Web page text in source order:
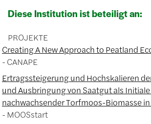
Diese Institution ist beteiligt an:
PROJEKTE
Creating A New Approach to Peatland
CANAPE
Ertragssteigerung und Hochskalieren
und Ausbringung von Saatgut als
nachwachsender Torfmoos-Biomasse
MOOSstart